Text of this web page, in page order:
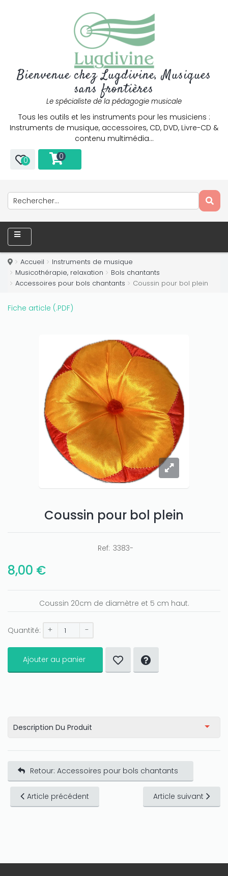
Bienvenue chez Lugdivine, Musiques
sans frontières
Le spécialiste de la pédagogie musicale
Tous les outils et les instruments pour les musiciens :
Instruments de musique, accessoires, CD, DVD, Livre-CD &
contenu multimédia…
0 0
Accueil
Instruments de musique
Musicothérapie, relaxation
Bols chantants
Accessoires pour bols chantants
Coussin pour bol plein
Fiche article (.PDF)
Coussin pour bol plein
Ref: 3383-
8,00 €
Coussin 20cm de diamètre et 5 cm haut.
Quantité: + -
Ajouter au panier
Description Du Produit
Retour: Accessoires pour bols chantants
Article précédent Article suivant
Only play at Joo casino if you really want to win a huge
amount on your credits!